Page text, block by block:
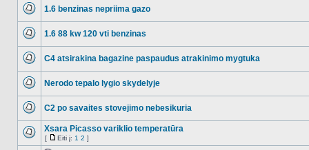
1.6 benzinas nepriima gazo
1.6 88 kw 120 vti benzinas
C4 atsirakina bagazine paspaudus atrakinimo mygtuka
Nerodo tepalo lygio skydelyje
C2 po savaites stovejimo nebesikuria
NO_UNREAD_POSTS
Xsara Picasso variklio temperatūra
[
Eiti
Eiti į: 1 2 ]